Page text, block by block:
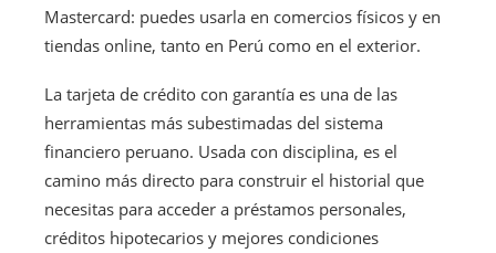
Mastercard: puedes usarla en comercios físicos y en
tiendas online, tanto en Perú como en el exterior.
La tarjeta de crédito con garantía es una de las
herramientas más subestimadas del sistema
financiero peruano. Usada con disciplina, es el
camino más directo para construir el historial que
necesitas para acceder a préstamos personales,
créditos hipotecarios y mejores condiciones